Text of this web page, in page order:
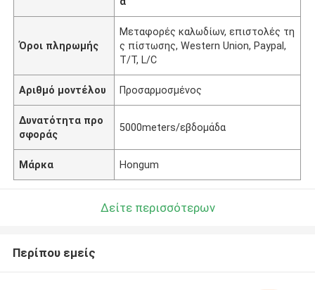
Όροι πληρωμής
Μεταφορές καλωδίων, επιστολές τη
ς πίστωσης, Western Union, Paypal,
T/T, L/C
Αριθμό μοντέλου Προσαρμοσμένος
Δυνατότητα προ
σφοράς
5000meters/εβδομάδα
Μάρκα Hongum
Δείτε περισσότερων
Περίπου εμείς